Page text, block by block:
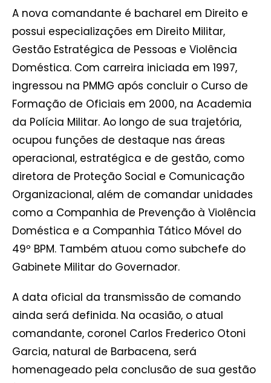
A nova comandante é bacharel em Direito e
possui especializações em Direito Militar,
Gestão Estratégica de Pessoas e Violência
Doméstica. Com carreira iniciada em 1997,
ingressou na PMMG após concluir o Curso de
Formação de Oficiais em 2000, na Academia
da Polícia Militar. Ao longo de sua trajetória,
ocupou funções de destaque nas áreas
operacional, estratégica e de gestão, como
diretora de Proteção Social e Comunicação
Organizacional, além de comandar unidades
como a Companhia de Prevenção à Violência
Doméstica e a Companhia Tático Móvel do
49º BPM. Também atuou como subchefe do
Gabinete Militar do Governador.
A data oficial da transmissão de comando
ainda será definida. Na ocasião, o atual
comandante, coronel Carlos Frederico Otoni
Garcia, natural de Barbacena, será
homenageado pela conclusão de sua gestão